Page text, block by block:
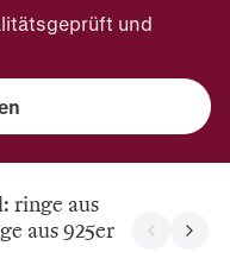
und
ringe aus
aus 925er